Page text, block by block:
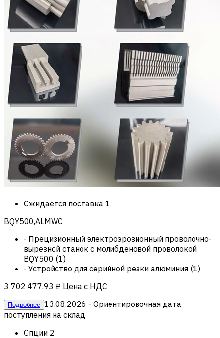
Ожидается поставка 1
BQY500,ALMWC
- Прецизионный электроэрозионный проволочно-
вырезной станок с молибденовой проволокой
BQY500 (1)
- Устройство для серийной резки алюминия (1)
3 702 477,93 ₽ Цена с НДС
Подробнее 13.08.2026 - Ориентировочная дата
поступления на склад
Опции 2